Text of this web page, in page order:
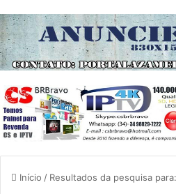
Início / Resultados da pesquisa